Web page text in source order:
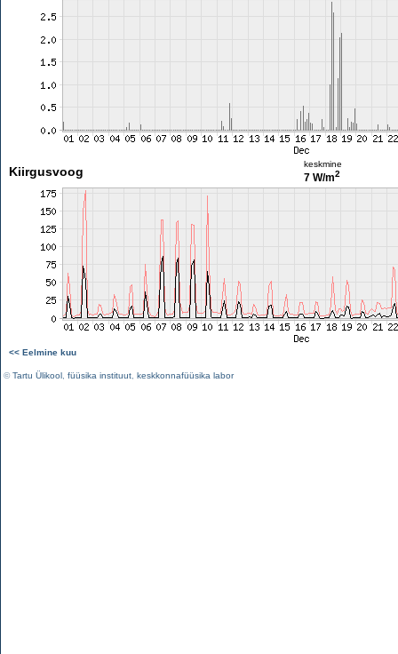
Kiirgusvoog
keskmine
7 W/m2
<< Eelmine kuu
©Tartu Ülikool füüsika instituut keskkonnafüüsika labor